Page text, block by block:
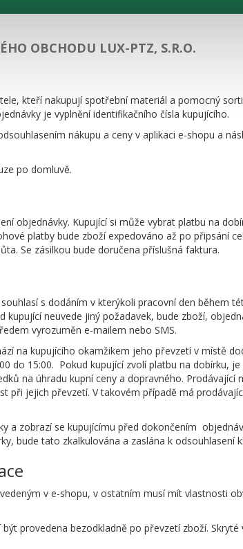
ŽIVOTNÍHO PROSTŘEDÍ
OBCHODU LUX-PTZ, S.R.O.
kteří nakupují spotřební materiál a pomocný
je vyplnění identifikačního čísla kupujícího.
nákupu a ceny v aplikaci e-shopu a
po domluvě.
objednávky. Kupující si může vybrat platbu na
platby bude zboží expedováno až po připsání
Se zásilkou bude doručena příslušná faktura.
s dodáním v kterýkoli pracovní den během
kupující neuvede jiný požadavek, bude zboží,
vyrozuměn e-mailem nebo SMS.
na kupujícího okamžikem jeho převzetí v místě
do 15:00. Pokud kupující zvolí platbu na dobírku,
na úhradu kupní ceny a dopravného. Prodávající
při jejich převzetí. V takovém případě má
a zobrazí se kupujícímu před dokončením
bude tato zkalkulována a zaslána k odsouhlasení
v e-shopu, v ostatním musí mít vlastnosti
provedena bezodkladně po převzetí zboží.